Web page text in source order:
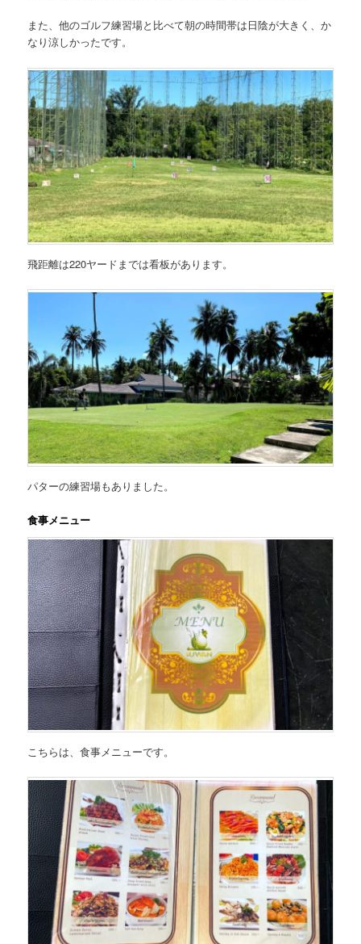
また、他のゴルフ練習場と比べて朝の時間帯は日陰が大きく、か
なり涼しかったです。
飛距離は220ヤードまでは看板があります。
パターの練習場もありました。
食事メニュー
こちらは、食事メニューです。